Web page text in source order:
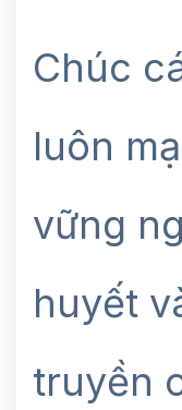
Chúc
luôn
vững
huyết
truyền